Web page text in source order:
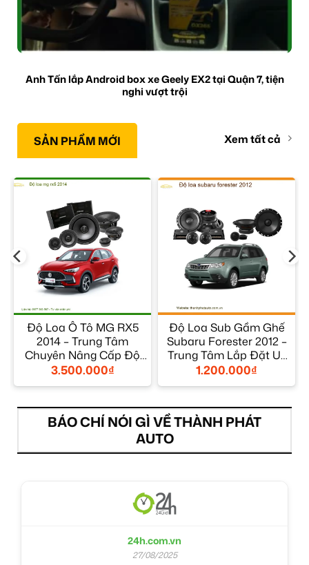
Anh Tấn lắp Android box xe Geely EX2 tại Quận 7, tiện
nghi vượt trội
SẢN PHẨM MỚI Xem tất cả
Độ Loa Ô Tô MG RX5
2014 – Trung Tâm
Chuyên Nâng Cấp Độ
Loa Chính Hãng TPHCM
3.500.000₫
Độ Loa Sub Gầm Ghế
Subaru Forester 2012 –
Trung Tâm Lắp Đặt Uy
Tín TPHCM
1.200.000₫
BÁO CHÍ NÓI GÌ VỀ THÀNH PHÁT
AUTO
24h.com.vn
27/08/2025